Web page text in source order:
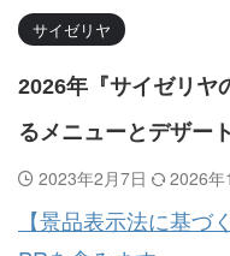
サイゼリヤ
2026年『サイゼリヤ
るメニューとデザー
2023年2月7日
2026年
【景品表示法に基